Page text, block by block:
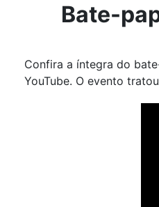
Bate-
Confira a íntegra do
YouTube. O evento